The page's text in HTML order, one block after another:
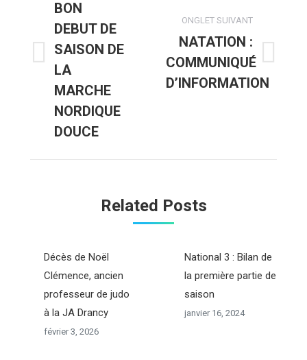
commentaire
précédent
BON
DEBUT DE
SAISON DE
LA
MARCHE
NORDIQUE
DOUCE
ONGLET SUIVANT
Onglet
suivant
NATATION :
COMMUNIQUÉ
D’INFORMATION
Related Posts
Décès de Noël
Clémence, ancien
professeur de judo
à la JA Drancy
février 3, 2026
National 3 : Bilan de
la première partie de
saison
janvier 16, 2024